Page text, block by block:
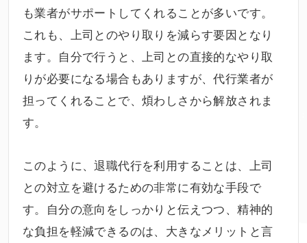
も業者がサポートしてくれることが多いです。
これも、上司とのやり取りを減らす要因となり
ます。自分で行うと、上司との直接的なやり取
りが必要になる場合もありますが、代行業者が
担ってくれることで、煩わしさから解放されま
す。
このように、退職代行を利用することは、上司
との対立を避けるための非常に有効な手段で
す。自分の意向をしっかりと伝えつつ、精神的
な負担を軽減できるのは、大きなメリットと言